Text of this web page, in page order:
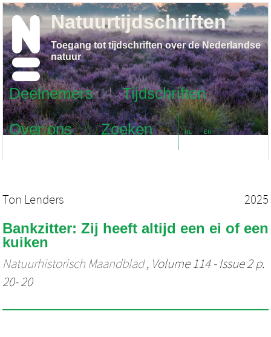
Deelnemers
Tijdschriften
Over ons
Zoeken NL EN
Natuurtijdschriften
Toegang tot tijdschriften over de Nederlandse
natuur
Ton Lenders 2025
Bankzitter: Zij heeft altijd een ei of een
kuiken
Natuurhistorisch Maandblad, Volume 114 - Issue 2 p.
20- 20